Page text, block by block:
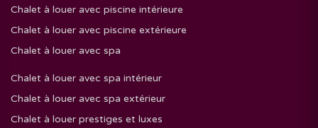
Chalet à louer avec piscine intérieure
Chalet à louer avec piscine extérieure
Chalet à louer avec spa
Chalet à louer avec spa intérieur
Chalet à louer avec spa extérieur
Chalet à louer prestiges et luxes